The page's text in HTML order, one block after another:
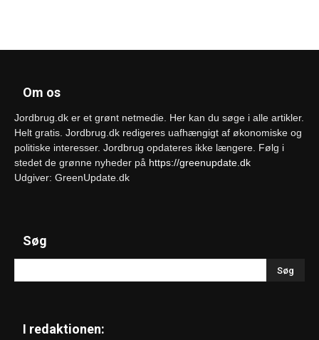
Om os
Jordbrug.dk er et grønt netmedie. Her kan du søge i alle artikler.
Helt gratis. Jordbrug.dk redigeres uafhængigt af økonomiske og
politiske interesser. Jordbrug opdateres ikke længere. Følg i
stedet de grønne nyheder på https://greenupdate.dk
Udgiver: GreenUpdate.dk
Søg
I redaktionen: